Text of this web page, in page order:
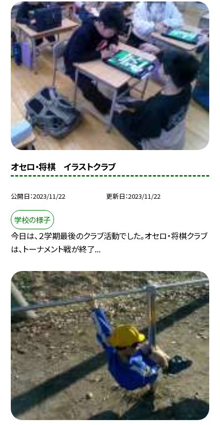
オセロ・将棋 イラストクラブ
公開日 2023/11/22 更新日 2023/11/22
学校の様子
今日は、２学期最後のクラブ活動でした。オセロ・将棋クラブ
は、トーナメント戦が終了...